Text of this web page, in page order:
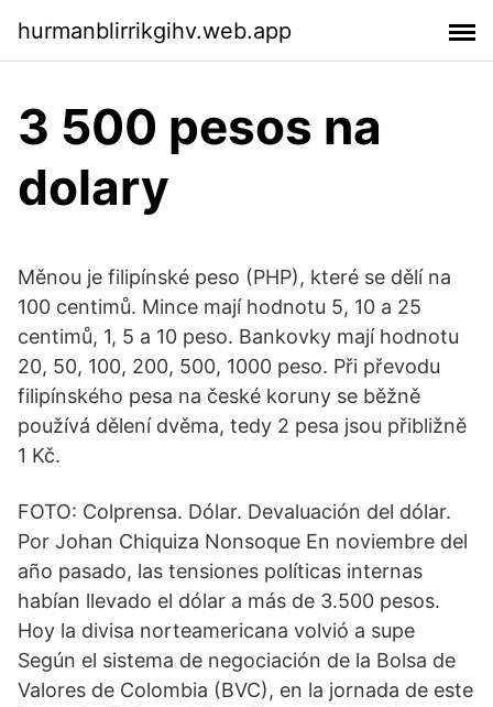
hurmanblirrikgihv.web.app
3 500 pesos na
dolary
Měnou je filipínské peso (PHP), které se dělí na
100 centimů. Mince mají hodnotu 5, 10 a 25
centimů, 1, 5 a 10 peso. Bankovky mají hodnotu
20, 50, 100, 200, 500, 1000 peso. Při převodu
filipínského pesa na české koruny se běžně
používá dělení dvěma, tedy 2 pesa jsou přibližně
1 Kč.
FOTO: Colprensa. Dólar. Devaluación del dólar.
Por Johan Chiquiza Nonsoque En noviembre del
año pasado, las tensiones políticas internas
habían llevado el dólar a más de 3.500 pesos.
Hoy la divisa norteamericana volvió a supe
Según el sistema de negociación de la Bolsa de
Valores de Colombia (BVC), en la jornada de este